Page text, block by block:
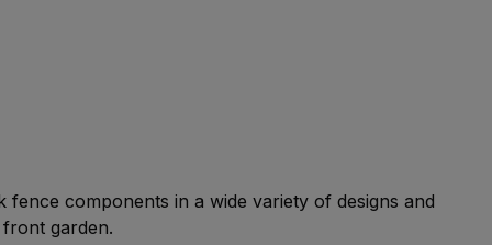
components in a wide variety of designs and
garden.